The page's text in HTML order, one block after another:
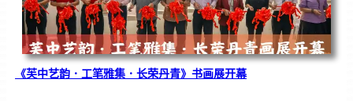
《芙中艺韵．工笔雅集．长荣丹青》书画展开幕